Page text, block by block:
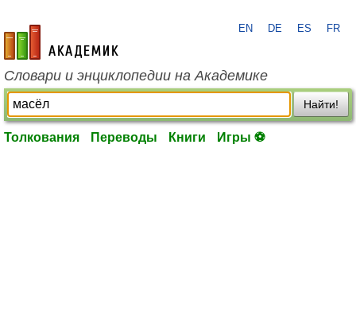
academic.ru
EN DE ES FR
Словари и энциклопедии на Академике
Найти!
Толкования Переводы Книги Игры ⚽